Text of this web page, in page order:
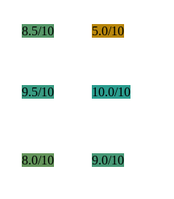
8.5/10 5.0/10
9.5/10 10.0/10
8.0/10 9.0/10